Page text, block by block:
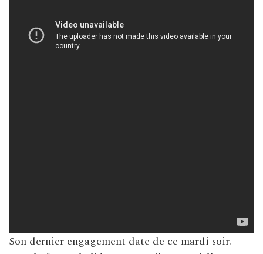
Son dernier engagement date de ce mardi soir.